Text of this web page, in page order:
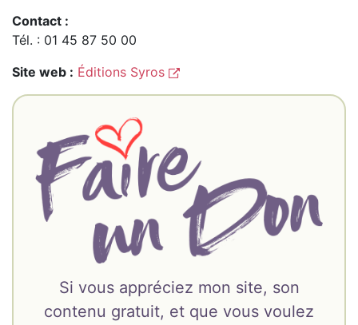
Contact :
Tél. : 01 45 87 50 00
Site web : Éditions Syros
Si vous appréciez mon site, son
contenu gratuit, et que vous voulez